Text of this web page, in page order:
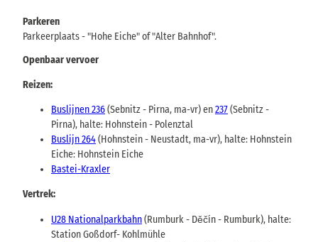
Parkeren
Parkeerplaats - "Hohe Eiche" of "Alter Bahnhof".
Openbaar vervoer
Reizen:
Buslijnen 236(Sebnitz - Pirna, ma-vr) en237(Sebnitz -
Pirna), halte: Hohnstein - Polenztal
Buslijn 264(Hohnstein - Neustadt, ma-vr), halte: Hohnstein
Eiche: Hohnstein Eiche
Bastei-Kraxler
Vertrek:
U28 Nationalparkbahn(Rumburk - Děčín - Rumburk), halte:
Station Goßdorf- Kohlmühle